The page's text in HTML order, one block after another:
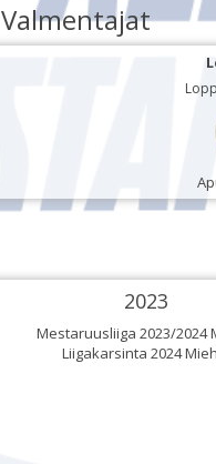
Valmentajat
2023
Mestaruusliiga 2023/2024
Liigakarsinta 2024